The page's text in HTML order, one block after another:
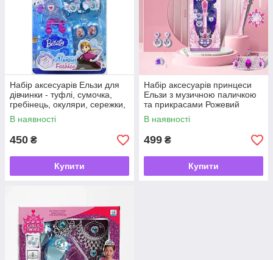
Набір аксесуарів Ельзи для
дівчинки - туфлі, сумочка,
гребінець, окуляри, сережки,
браслет
В наявності
450 ₴
Купити
Набір аксесуарів принцеси
Ельзи з музичною паличкою
та прикрасами Рожевий
В наявності
499 ₴
Купити